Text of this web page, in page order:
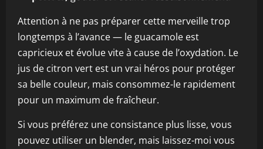
Attention à ne pas préparer cette merveille trop
longtemps à l’avance — le guacamole est
capricieux et évolue vite à cause de l’oxydation. Le
jus de citron vert est un vrai héros pour protéger
sa belle couleur, mais consommez-le rapidement
pour un maximum de fraîcheur.
Si vous préférez une consistance plus lisse, vous
pouvez utiliser un blender, mais laissez-moi vous